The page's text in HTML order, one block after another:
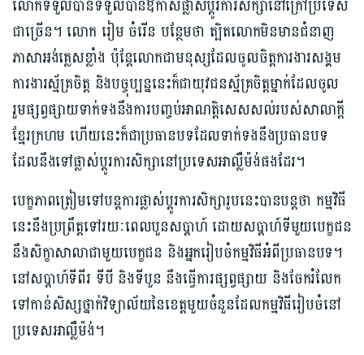
លោកទទួលបានទទួលបានឱកាសផ្លាស់ប្ដូរការសិក្សានៅក្រៅប្រទេស
ជាច្រើន។ លោក រៀម ចំរើន បន្ថែមថា ត្បិតលោកមិនមានជំនាញ
ភាសាអង់គ្លេសខ្លាំង ប៉ុន្តែលោកជាមនុស្សដែលចូលចិត្តការងារសង្គម
ការងារស្ម័គ្រចិត្ត និងបច្ចុប្បន្ននេះក៏ជាយុវជនស្ម័គ្រចិត្តម្នាក់ដែលចូល
រួមផ្សព្វផ្សាយទាក់ទងនឹងការបញ្ចប់អាណត្តិសេសសល់របស់សាលាក្ដី
ខ្មែរក្រហម ហើយនេះក៏ជាប្រធានបទដែលទាក់ទងនឹងប្រធានបទ
ដែលនឹងទៅផ្លាស់ប្ដូរការសិក្សានៅប្រទេសអាល្លឺម៉ង់ផងដែរ។
បេក្ខភាពត្រៀមទៅបន្តការផ្លាស់ប្ដូរការសិក្សារូបនេះបានបន្តថា កម្មវិធី
នេះនឹងប្រព្រឹត្តទៅរយៈពេលបួនសប្ដាហ៍ ដោយសប្ដាហ៍ទីមួយបេក្ខជន
នឹងសិក្ខាសាលាជាមួយបេក្ខជន និងអ្នករៀបចំកម្មវិធីអំពីប្រធានបទ។
នៅសប្ដាហ៍ទីពីរ ទីបី និងទីបួន នឹងធ្វើការផ្សព្វផ្សាយ និងចែករំលែក
ទៅកាន់សិស្សថ្នាក់វិទ្យាល័យនៃខេត្តមួយចំនួនដែលកម្មវិធីរៀបចំនៅ
ប្រទេសអាល្លឺម៉ង់។